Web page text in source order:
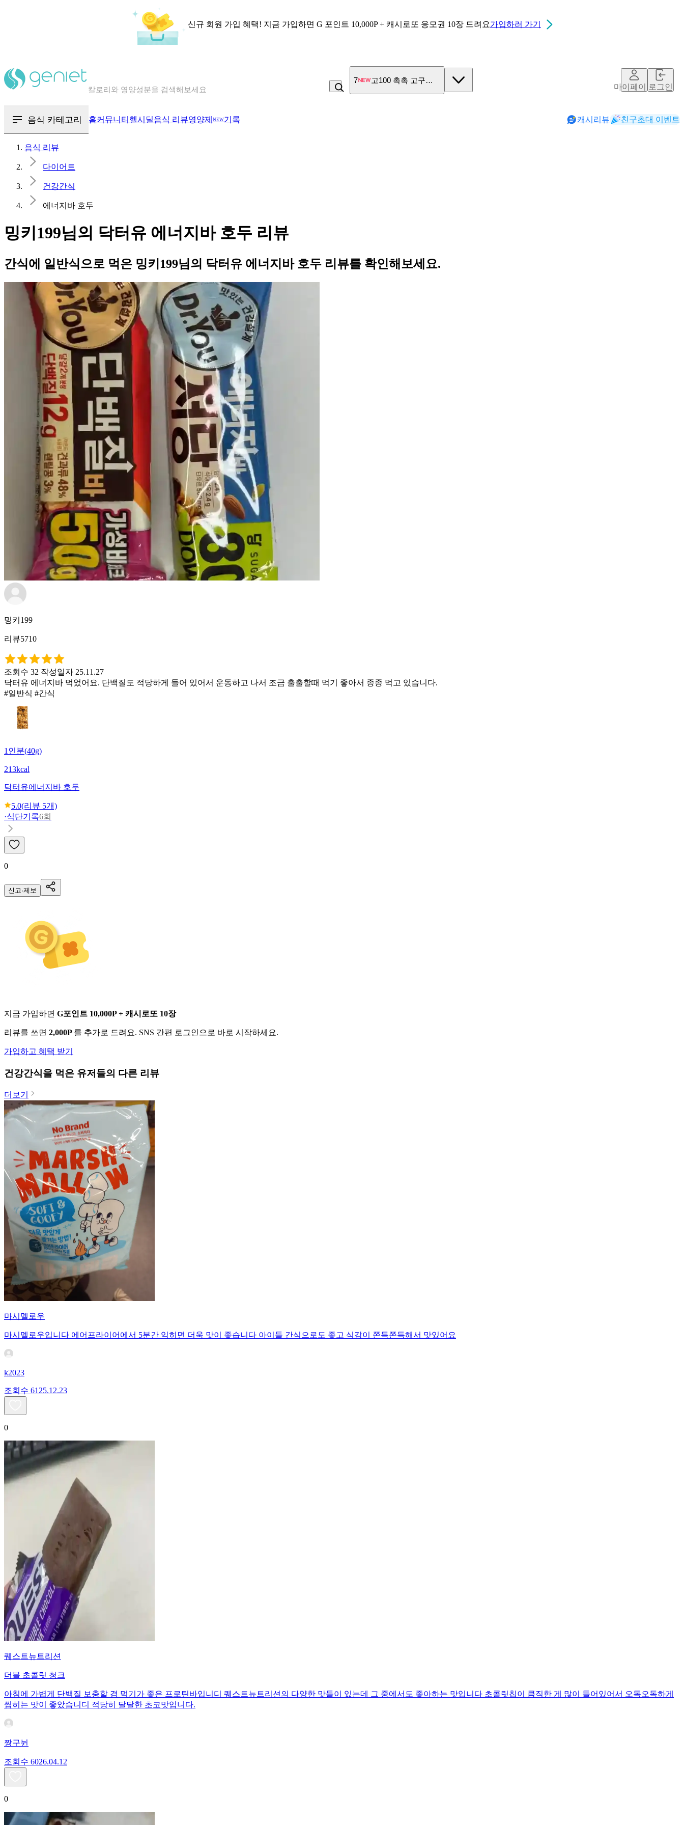
신규 회원 가입 혜택! 지금 가입하면 G 포인트 10,000P + 캐시로또 응모권 10장 드려요가입하러 가기
혈당 · 다이어트 음식 검색해보세요
7 고100 촉촉 고구마 스틱
마이페이지로그인
음식 카테고리 홈커뮤니티 헬시딜음식 리뷰영양제 NEW기록 캐시리뷰 친구초대 이벤트
음식 리뷰
다이어트
건강간식
에너지바 호두
밍키199님의 닥터유 에너지바 호두 리뷰
간식에 일반식으로 먹은 밍키199님의 닥터유 에너지바 호두 리뷰를 확인해보세요.
밍키199
리뷰5710
조회수 32 작성일자 25.11.27
닥터유 에너지바 먹었어요. 단백질도 적당하게 들어 있어서 운동하고 나서 조금 출출할때 먹기 좋아서 종종 먹고 있습니다.
#일반식 #간식
1인분(40g)
213kcal
닥터유에너지바 호두
5.0(리뷰 5개)
·식단기록6회
0
신고·제보
지금 가입하면 G포인트 10,000P + 캐시로또 10장
리뷰를 쓰면 2,000P 를 추가로 드려요. SNS 간편 로그인으로 바로 시작하세요.
가입하고 혜택 받기
건강간식을 먹은 유저들의 다른 리뷰
더보기
마시멜로우
마시멜로우입니다 에어프라이어에서 5분간 익히면 더욱 맛이 좋습니다 아이들 간식으로도 좋고 식감이 쫀득쫀득해서 맛있어요
k2023
조회수 61 25.12.23
0
퀘스트뉴트리션
더블 초콜릿 청크
아침에 가볍게 단백질 보충할 겸 먹기가 좋은 프로틴바입니디 퀘스트뉴트리션의 다양한 맛들이 있는데 그 중에서도 좋아하는 맛입니다 초콜릿칩이 큼직한 게 많이 들어있어서 오독오독하게
씹히는 맛이 좋았습니디 적당히 달달한 초코맛입니다.
짱구뉜
조회수 6026.04.12
0